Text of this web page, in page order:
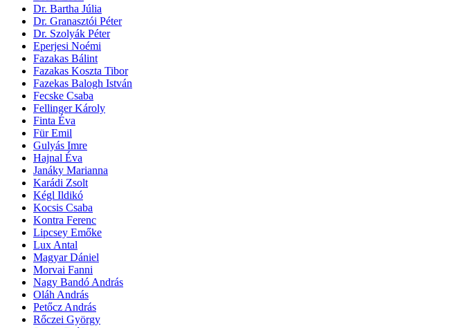
Dr. Bartha Júlia
Dr. Granasztói Péter
Dr. Szolyák Péter
Eperjesi Noémi
Fazakas Bálint
Fazakas Koszta Tibor
Fazekas Balogh István
Fecske Csaba
Fellinger Károly
Finta Éva
Für Emil
Gulyás Imre
Hajnal Éva
Janáky Marianna
Karádi Zsolt
Kégl Ildikó
Kocsis Csaba
Kontra Ferenc
Lipcsey Emőke
Lux Antal
Magyar Dániel
Morvai Fanni
Nagy Bandó András
Oláh András
Petőcz András
Rőczei György